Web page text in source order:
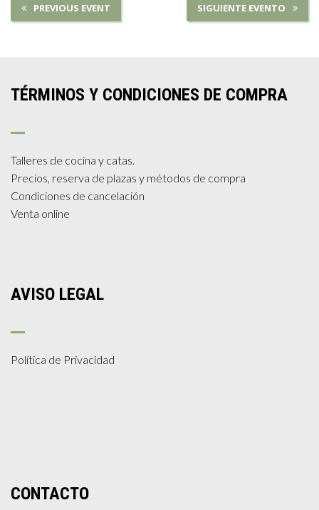
PREVIOUS EVENT SIGUIENTE EVENTO
TÉRMINOS Y CONDICIONES DE COMPRA
Talleres de cocina y catas.
Precios, reserva de plazas y métodos de compra
Condiciones de cancelación
Venta online
AVISO LEGAL
Política de Privacidad
CONTACTO